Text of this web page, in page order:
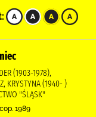
(1903-1978),
KRYSTYNA (1940- )
"ŚLĄSK"
1989